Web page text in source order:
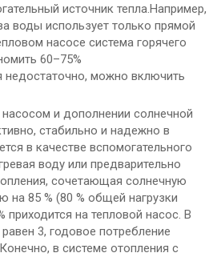
источник тепла.Например,
воды использует только прямой
насосе система горячего
60–75%
недостаточно, можно включить
и дополнении солнечной
стабильно и надежно в
в качестве вспомогательного
воду или предварительно
сочетающая солнечную
на 85 % (80 % общей нагрузки
приходится на тепловой насос. В
3, годовое потребление
в системе отопления с